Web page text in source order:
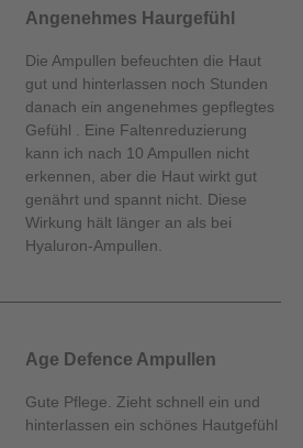
von 5 von 5 Sternen
Angenehmes Haurgefühl
Die Ampullen befeuchten die Haut
gut und hinterlassen noch Stunden
danach ein angenehmes gepflegtes
Gefühl . Eine Faltenreduzierung
kann ich nach 10 Ampullen nicht
erkennen, aber die Haut wirkt gut
genährt und spannt nicht. Diese
Wirkung hält länger an als bei
Hyaluron-Ampullen.
von 5 von 5 Sternen
Age Defence Ampullen
Gute Pflege. Zieht schnell ein und
hinterlassen ein schönes Hautgefühl